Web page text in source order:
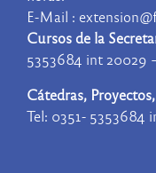
E-Mail :
Cursos de la
5353684 int 20029
Cátedras,
Tel: 0351- 5353684